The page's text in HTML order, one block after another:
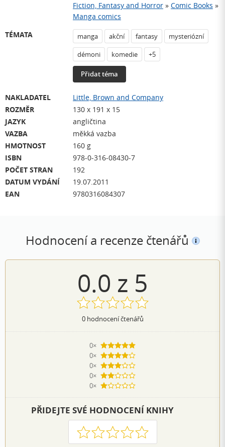
Fiction, Fantasy and Horror » Comic Books »
Manga comics
TÉMATA
manga akční fantasy
mysteriózní
démoni
komedie +5
Přidat téma
NAKLADATEL
Little, Brown and Company
ROZMĚR
130 x 191 x 15
JAZYK
angličtina
VAZBA
měkká vazba
HMOTNOST
160 g
ISBN
978-0-316-08430-7
POČET STRAN
192
DATUM VYDÁNÍ
19.07.2011
EAN
9780316084307
Hodnocení a recenze čtenářů
0.0 z 5
0hodnocení čtenářů
0×
5 hvězdiček
0×
4 hvězdičky
0×
3 hvězdičky
0×
2 hvězdičky
0×
1 hvezdička
PŘIDEJTE SVÉ HODNOCENÍ KNIHY
1 2 3 4 5